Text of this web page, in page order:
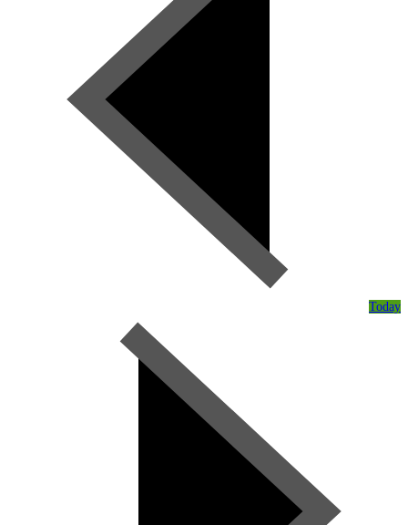
Today